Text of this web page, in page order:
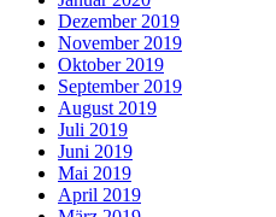
Dezember 2019
November 2019
Oktober 2019
September 2019
August 2019
Juli 2019
Juni 2019
Mai 2019
April 2019